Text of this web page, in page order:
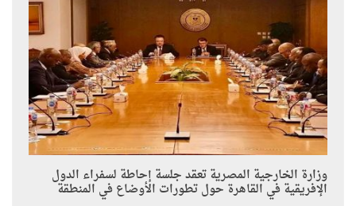
وزارة الخارجية المصرية تعقد جلسة إحاطة لسفراء الدول
الإفريقية في القاهرة حول تطورات الأوضاع في المنطقة